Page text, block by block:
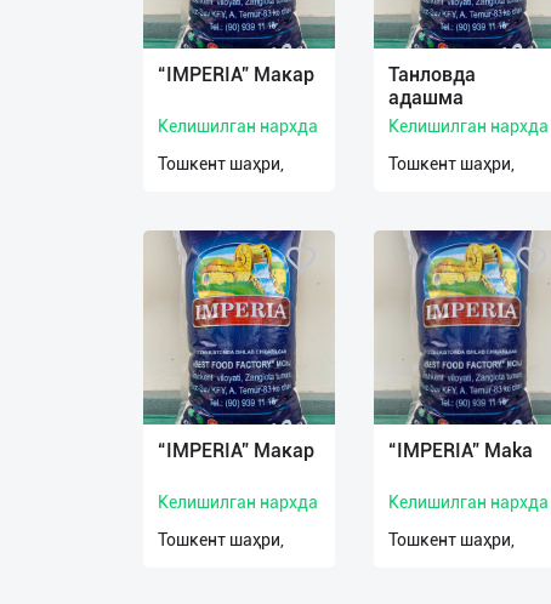
“IMPERIA” Макар
Келишилган нархда
Тошкент шаҳри,
Танловда
адашма
Келишилган нархда
Тошкент шаҳри,
“IMPERIA” Макар
Келишилган нархда
Тошкент шаҳри,
“IMPERIA” Maka
Келишилган нархда
Тошкент шаҳри,